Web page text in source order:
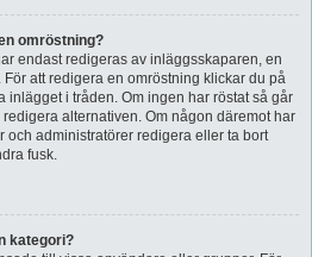
omröstning?
endast redigeras av inläggsskaparen, en
att redigera en omröstning klickar du på
inlägget i tråden. Om ingen har röstat så går
alternativen. Om någon däremot har
och administratörer redigera eller ta bort
fusk.
kategori?